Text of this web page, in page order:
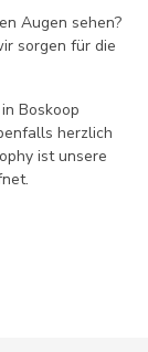
Augen sehen?
sorgen für die
Boskoop
herzlich
ist unsere